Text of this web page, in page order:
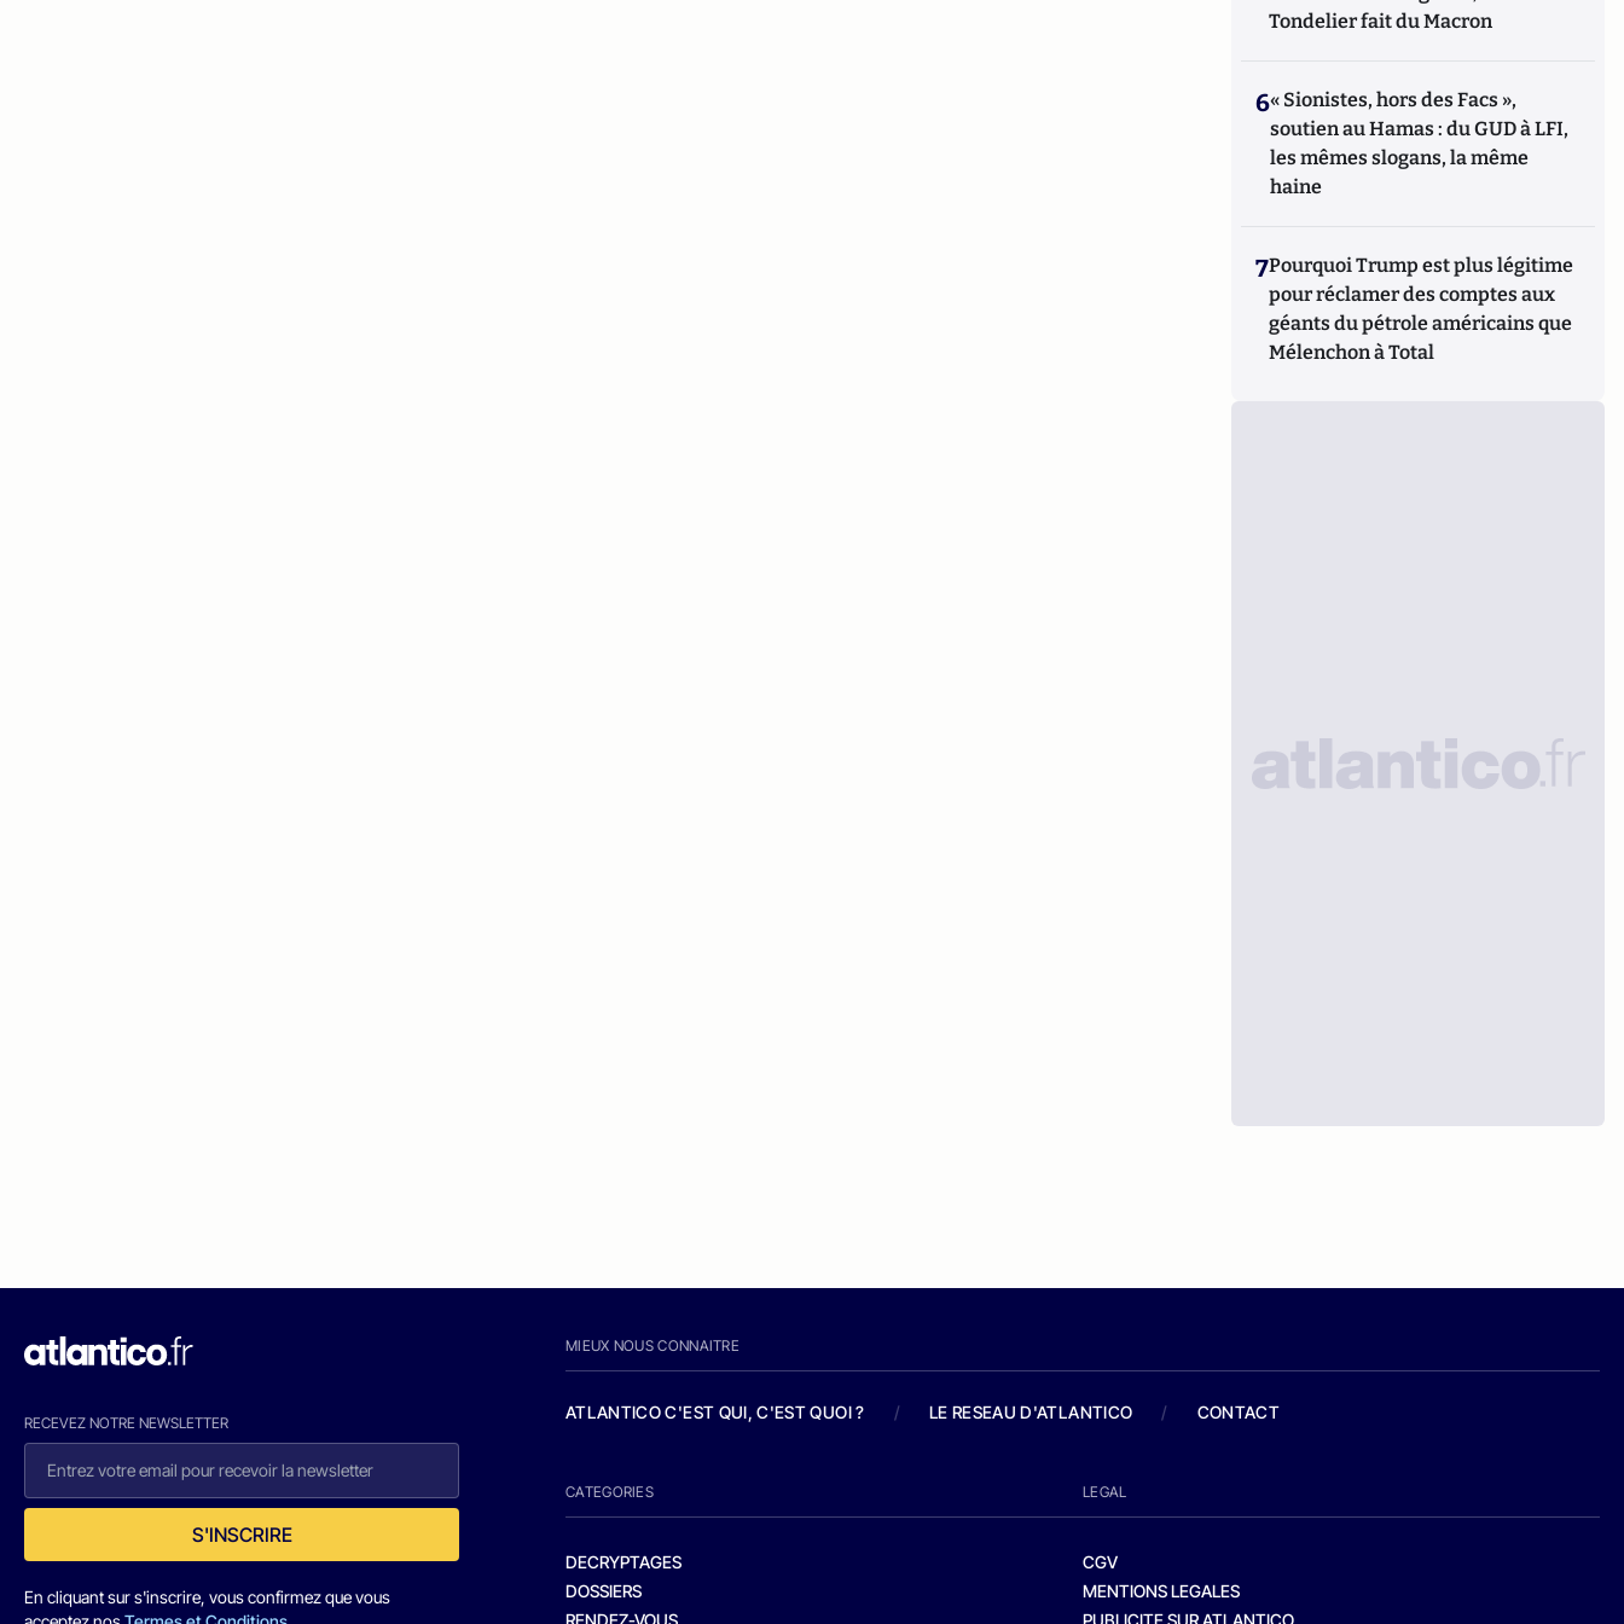
Tondelier fait du Macron
6« Sionistes, hors des Facs »,
soutien au Hamas : du GUD à LFI,
les mêmes slogans, la même
haine
7Pourquoi Trump est plus légitime
pour réclamer des comptes aux
géants du pétrole américains que
Mélenchon à Total
RECEVEZ NOTRE NEWSLETTER
S'INSCRIRE
En cliquant sur s'inscrire, vous confirmez que vous
MIEUX NOUS CONNAITRE
ATLANTICO C'EST QUI, C'EST QUOI ? / LE RESEAU D'ATLANTICO / CONTACT
CATEGORIES
DECRYPTAGES
DOSSIERS
RENDEZ-VOUS
LEGAL
CGV
MENTIONS LEGALES
PUBLICITE SUR ATLANTICO